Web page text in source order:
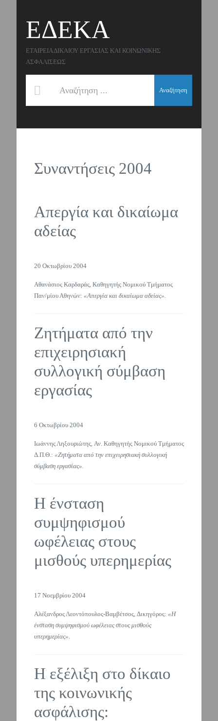
ΕΔΕΚΑ
ΕΤΑΙΡΕΙΑ ΔΙΚΑΙΟΥ ΕΡΓΑΣΙΑΣ ΚΑΙ ΚΟΙΝΩΝΙΚΗΣ
ΑΣΦΑΛΙΣΕΩΣ
Αναζήτηση
Συναντήσεις 2004
Απεργία και δικαίωμα
αδείας
20 Οκτωβρίου 2004
Αθανάσιος Καρδαράς, Καθηγητής Νομικού Τμήματος
Παν/μίου Αθηνών: «Απεργία και δικαίωμα αδείας».
Ζητήματα από την
επιχειρησιακή
συλλογική σύμβαση
εργασίας
6 Οκτωβρίου 2004
Ιωάννης Ληξουριώτης, Αν. Καθηγητής Νομικού Τμήματος
Δ.Π.Θ.: «Ζητήματα από την επιχειρησιακή συλλογική
σύμβαση εργασίας».
Η ένσταση
συμψηφισμού
ωφέλειας στους
μισθούς υπερημερίας
17 Νοεμβρίου 2004
Αλέξανδρος Λεοντόπουλος-Βαμβέτσος, Δικηγόρος: «Η
ένσταση συμψηφισμού ωφέλειας στους μισθούς
υπερημερίας»
Η εξέλιξη στο δίκαιο
της κοινωνικής
ασφάλισης: